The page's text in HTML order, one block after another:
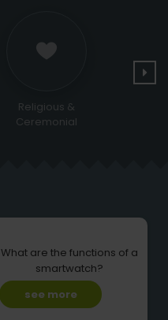
Bags and Shoes
What are the functions of a
smartwatch?
see more